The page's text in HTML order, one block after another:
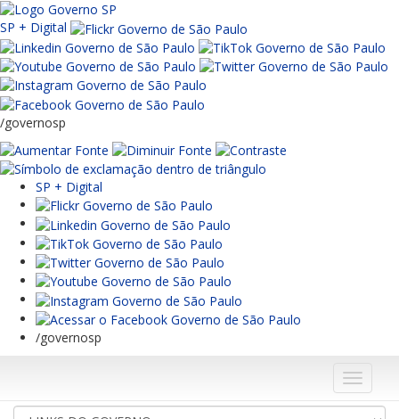
SP + Digital
/governosp
SP + Digital
/governosp
Menu